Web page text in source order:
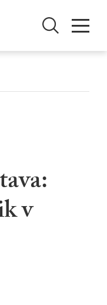
Odpri iskanjeOdpri meni
v